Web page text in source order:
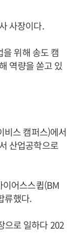
사장이다.
위해 송도 캠
역량을 쏟고 있
비스 캠퍼스)에서
산업공학으로
어스스큅(BM
류했다.
으로 일하다 202